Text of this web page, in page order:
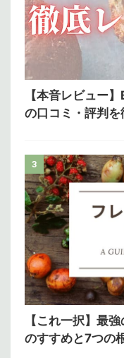
【本音レビュー
の口コミ・評判を
3
【これ一択】最
のすすめと7つの